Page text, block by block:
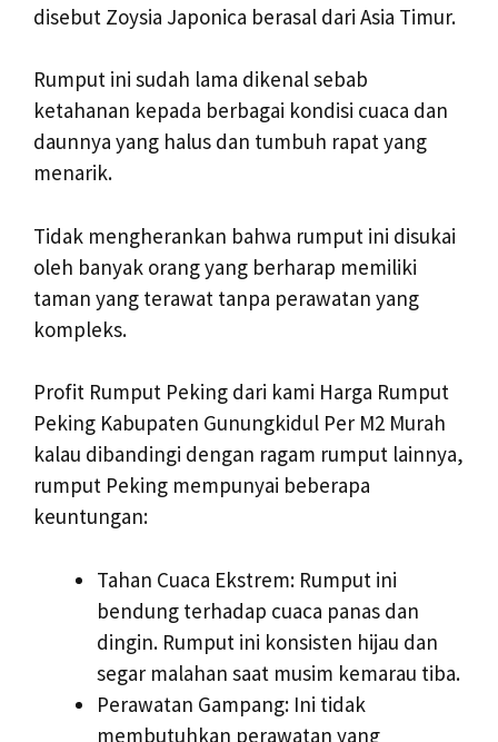
disebut Zoysia Japonica berasal dari Asia Timur.
Rumput ini sudah lama dikenal sebab
ketahanan kepada berbagai kondisi cuaca dan
daunnya yang halus dan tumbuh rapat yang
menarik.
Tidak mengherankan bahwa rumput ini disukai
oleh banyak orang yang berharap memiliki
taman yang terawat tanpa perawatan yang
kompleks.
Profit Rumput Peking dari kami Harga Rumput
Peking Kabupaten Gunungkidul Per M2 Murah
kalau dibandingi dengan ragam rumput lainnya,
rumput Peking mempunyai beberapa
keuntungan:
Tahan Cuaca Ekstrem: Rumput ini
bendung terhadap cuaca panas dan
dingin. Rumput ini konsisten hijau dan
segar malahan saat musim kemarau tiba.
Perawatan Gampang: Ini tidak
membutuhkan perawatan yang